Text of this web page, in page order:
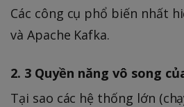
Các công cụ phổ biến nhất
và Apache Kafka.
2. 3 Quyền năng vô song
Tại sao các hệ thống lớn